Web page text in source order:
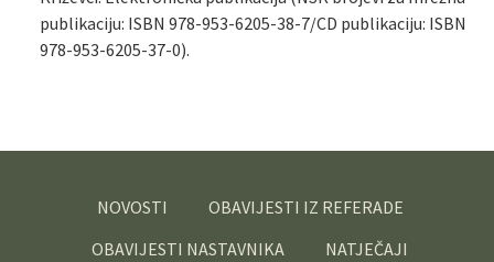
publikaciju: ISBN 978-953-6205-38-7/CD publikaciju: ISBN
978-953-6205-37-0).
NOVOSTI
OBAVIJESTI IZ REFERADE
OBAVIJESTI NASTAVNIKA
NATJEČAJI